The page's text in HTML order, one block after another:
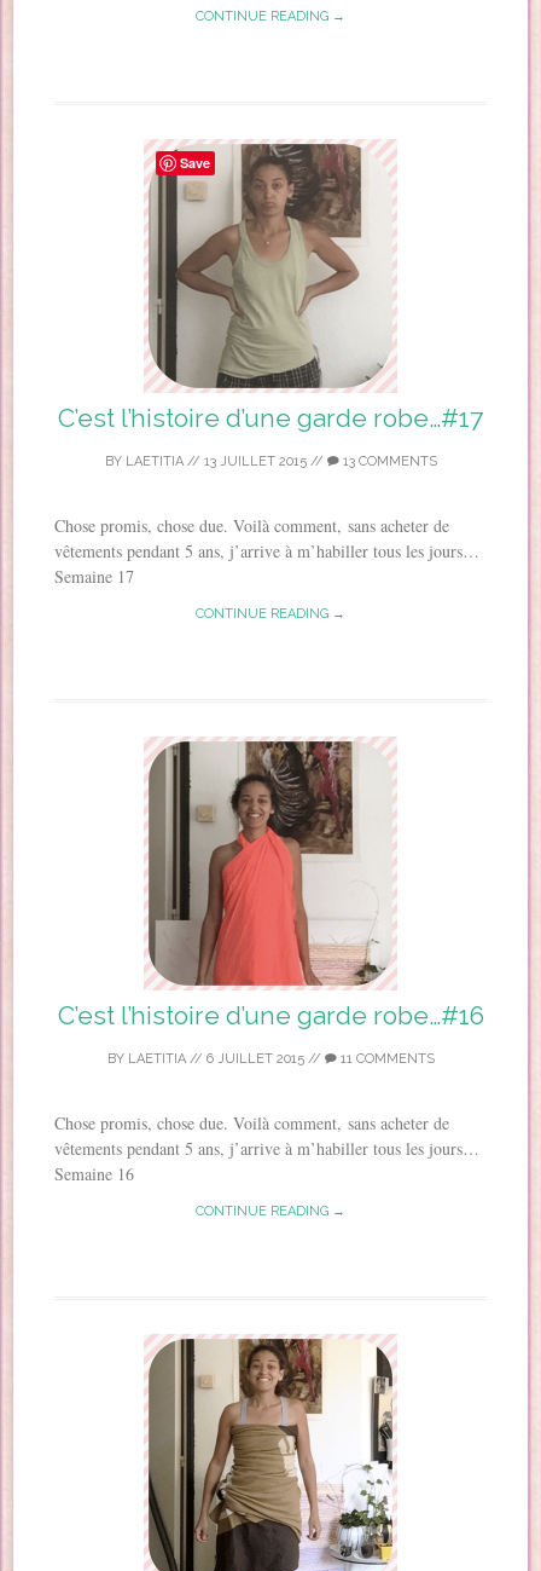
CONTINUE READING →
C’est l’histoire d’une garde robe…#17
BY LAETITIA// 13 JUILLET 2015// 13 COMMENTS
Chose promis, chose due. Voilà comment, sans acheter de
vêtements pendant 5 ans, j’arrive à m’habiller tous les jours…
Semaine 17
CONTINUE READING →
C’est l’histoire d’une garde robe…#16
BY LAETITIA// 6 JUILLET 2015// 11 COMMENTS
Chose promis, chose due. Voilà comment, sans acheter de
vêtements pendant 5 ans, j’arrive à m’habiller tous les jours…
Semaine 16
CONTINUE READING →
Save